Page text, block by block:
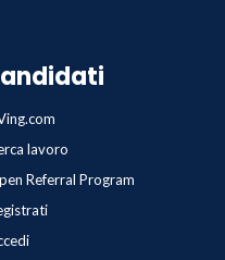
lavoro
Referral Program